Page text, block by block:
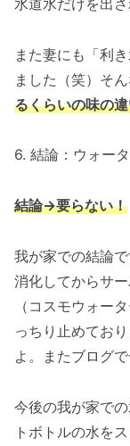
また妻にも「利
ました（笑）そ
るくらいの味の
6. 結論：ウォー
結論→要らない！
我が家での結論
消化してからサ
（コスモウォー
っちり止めてお
よ。またブログ
今後の我が家で
トボトルの水を